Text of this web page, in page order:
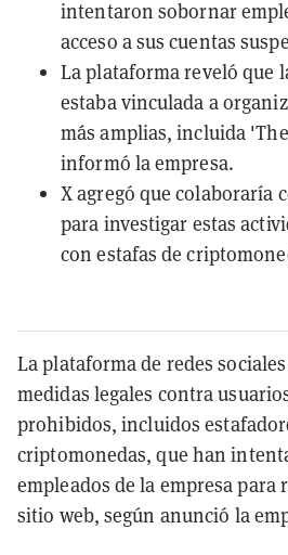
intentaron sobornar
acceso a sus cuentas
La plataforma reveló que
estaba vinculada a
más amplias, incluida
informó la empresa.
X agregó que colaboraría
para investigar estas
con estafas de
La plataforma de redes
medidas legales contra
prohibidos, incluidos
criptomonedas, que han
empleados de la empresa para
sitio web, según anunció la